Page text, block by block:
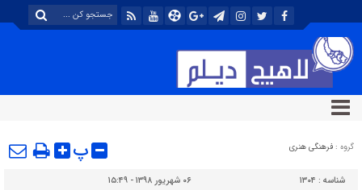
گروه : فرهنگی هنری پ
شناسه : ۱۳۰۴
۰۶ شهریور ۱۳۹۸ - ۱۵:۴۹